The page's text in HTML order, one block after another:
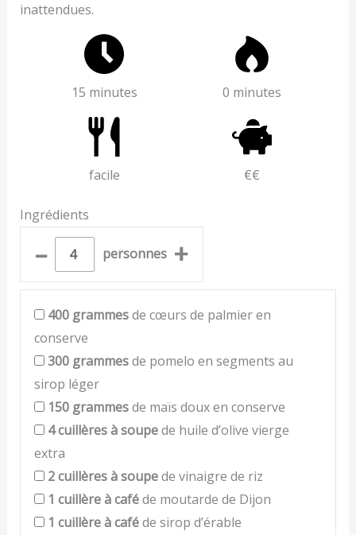
inattendues.
15 minutes 0 minutes
facile €€
Ingrédients
– personnes +
400 grammesde cœurs de palmier en
conserve
300 grammesde pomelo en segments au
sirop léger
150 grammesde maïs doux en conserve
4cuillères à soupede huile d’olive vierge
extra
2cuillères à soupede vinaigre de riz
1 cuillère à caféde moutarde de Dijon
1 cuillère à caféde sirop d’érable